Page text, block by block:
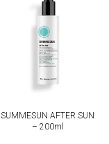
SUMMESUN AFTER SUN
– 200ml